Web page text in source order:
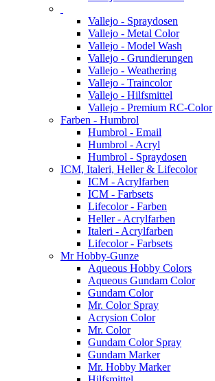
Vallejo - Spraydosen
Vallejo - Metal Color
Vallejo - Model Wash
Vallejo - Grundierungen
Vallejo - Weathering
Vallejo - Traincolor
Vallejo - Hilfsmittel
Vallejo - Premium RC-Color
Farben - Humbrol
Humbrol - Email
Humbrol - Acryl
Humbrol - Spraydosen
ICM, Italeri, Heller & Lifecolor
ICM - Acrylfarben
ICM - Farbsets
Lifecolor - Farben
Heller - Acrylfarben
Italeri - Acrylfarben
Lifecolor - Farbsets
Mr Hobby-Gunze
Aqueous Hobby Colors
Aqueous Gundam Color
Gundam Color
Mr. Color Spray
Acrysion Color
Mr. Color
Gundam Color Spray
Gundam Marker
Mr. Hobby Marker